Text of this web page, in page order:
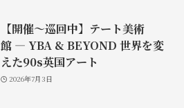
【開催〜巡回中】テート美術
館 ― YBA & BEYOND 世界を変
えた90s英国アート
2026年7月3日